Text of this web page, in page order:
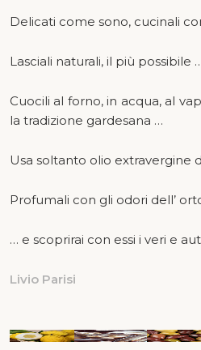
Delicati come sono, cucinali
Lasciali naturali, il più possibile
Cuocili al forno, in acqua, al
la tradizione gardesana …
Usa soltanto olio extravergine
Profumali con gli odori dell’
… e scoprirai con essi i veri e
Livio Parisi